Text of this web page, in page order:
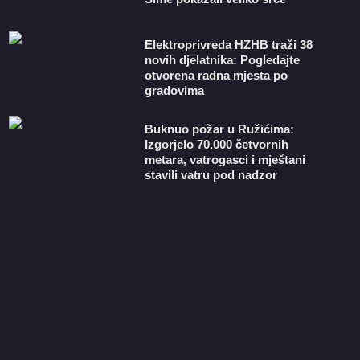
​Elektroprivreda HZHB traži 38
novih djelatnika: Pogledajte
otvorena radna mjesta po
gradovima
Buknuo požar u Ružićima:
Izgorjelo 70.000 četvornih
metara, vatrogasci i mještani
stavili vatru pod nadzor